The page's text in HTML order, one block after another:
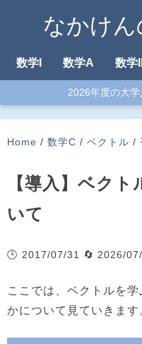
なかけん
数学I 数学A 数学II
2026年度の大学
Home / 数学C / ベクトル /
【導入】ベク
いて
🕒 2017/07/31 🔄 2026/
ここでは、ベクトルを
かについて見ていきます